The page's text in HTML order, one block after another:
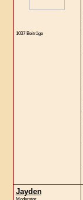
1037 Beiträge
Jayden
Moderator